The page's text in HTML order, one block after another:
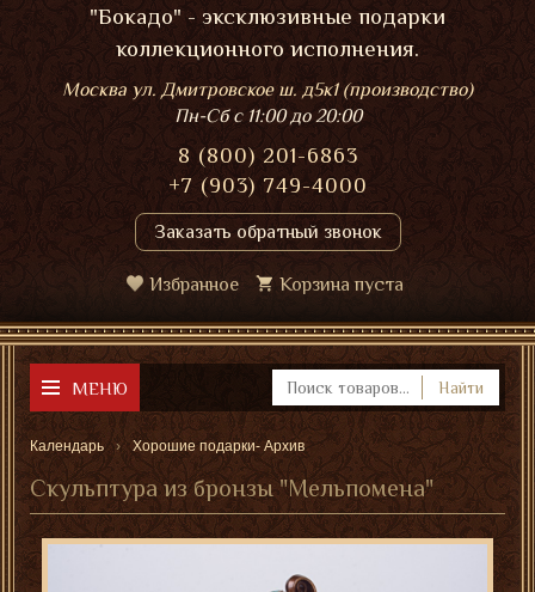
"Бокадо" - эксклюзивные подарки
коллекционного исполнения.
Москва ул. Дмитровское ш. д5к1 (производство)
Пн-Сбс 11:00 до 20:00
8 (800) 201-6863
+7 (903) 749-4000
Заказать обратный звонок
Избранное Корзина пуста
МЕНЮ Найти
Календарь Хорошие подарки- Архив
Скульптура из бронзы "Мельпомена"